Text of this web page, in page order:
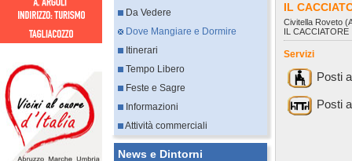
Da Vedere
Dove Mangiare e Dormire
Itinerari
Tempo Libero
Feste e Sagre
Informazioni
Attività commerciali
News e Dintorni
IL
Civitella Roveto
IL CACCIATORE
Servizi
Posti
Posti